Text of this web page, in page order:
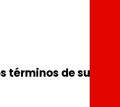
términos de su